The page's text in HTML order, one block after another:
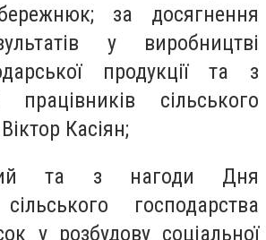
за досягнення
у виробництві
продукції та з
сільського
Касіян;
та з нагоди Дня
господарства
у розбудову соціальної